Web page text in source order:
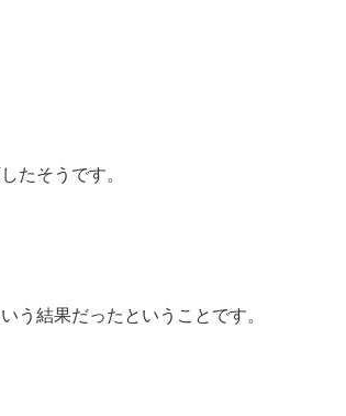
たそうです。
う結果だったということです。